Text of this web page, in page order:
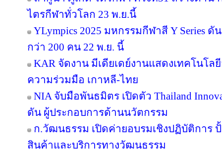
ไตรกีฬาทั่วโลก 23 พ.ย.นี้
YLympics 2025 มหกรรมกีฬาสี Y Series
กว่า 200 คน 22 พ.ย. นี้
KAR จัดงาน มีเดียเดย์งานแสดงเทคโนโ
ความร่วมมือ เกาหลี-ไทย
NIA จับมือพันธมิตร เปิดตัว Thailand
ดัน ผู้ประกอบการด้านนวัตกรรม
ก.วัฒนธรรม เปิดค่ายอบรมเชิงปฏิบัติการ
สินค้าและบริการทางวัฒนธรรม